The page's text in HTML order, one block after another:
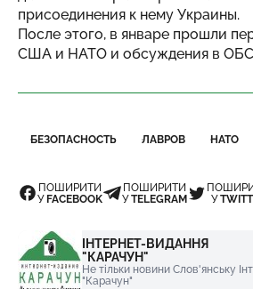
присоединения к нему Украины.
После этого, в январе прошли
США и НАТО и обсуждения в
БЕЗОПАСНОСТЬ ЛАВРОВ НАТО
ПОШИРИТИ
У FACEBOOK
ПОШИРИТИ
УTELEGRAM
У
ІНТЕРНЕТ-ВИДАННЯ
"КАРАЧУН"
Не тільки новини Слов'янську
"Карачун"